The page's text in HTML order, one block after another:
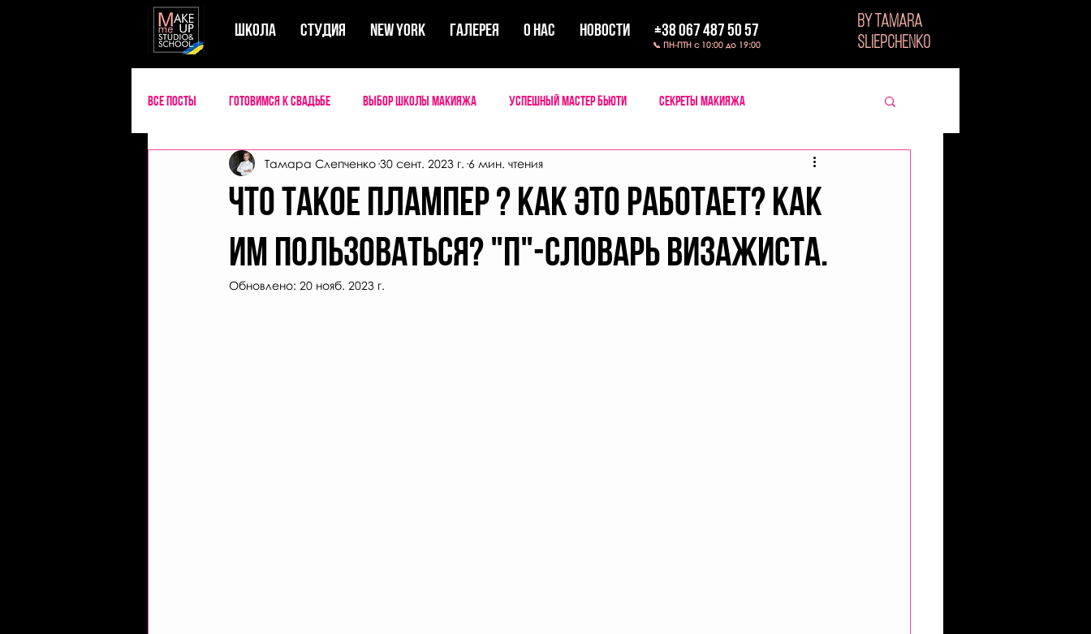
ШКОЛА СТУДИЯ New York ГАЛЕРЕЯ О НАС НОВОСТИ +38 067 487 50 57
📞 ПН-ПТН с 10:00 до 19:00
BY TAMARA
SLIEPCHENKO
Все посты Готовимся к свадьбе Выбор школы макияжа Успешный мастер бьюти Секреты макияжа
Словарь визажиста
ЧТО ТАКОЕ Плампер ? КАК ЭТО РАБОТАЕТ? КАК
им пользоваться? "П"-СЛОВАРЬ ВИЗАЖИСТА.
Тамара Слепченко 30 сент. 2023 г. 6 мин. чтения
Обновлено: 20 нояб. 2023 г.